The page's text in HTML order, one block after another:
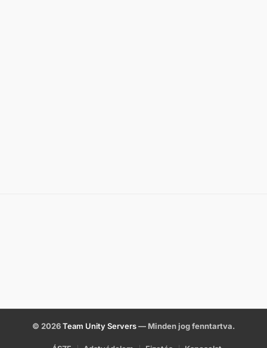
© 2026Team Unity Servers— Minden jog fenntartva.